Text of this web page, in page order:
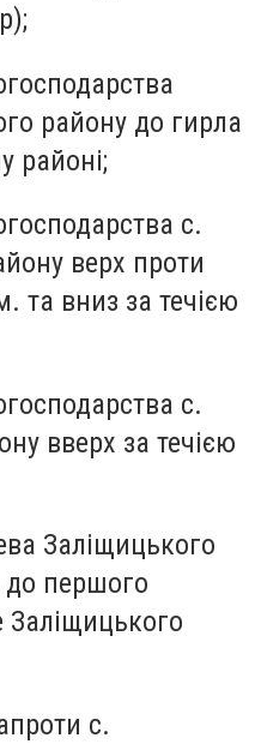
району до гирла
районі;
с.
верх проти
та вниз за течією
с.
вверх за течією
Заліщицького
до першого
Заліщицького
с.